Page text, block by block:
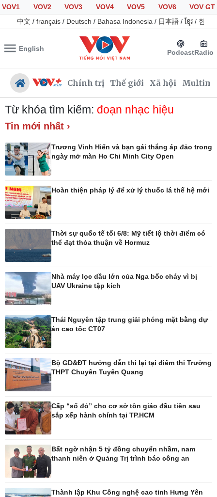
VOV1 VOV2 VOV3 VOV4 VOV5 VOV6
VOV GT
中文 / français / Deutsch / Bahasa Indonesia / 日本語 / ខ្មែរ / 한국
English PodcastRadio
Chính trị Thế giới Xã hội
Đảng
Tổ chức nhân sự
Quốc hội
Tin 24h
Việc làm
Thế giới
Quan sát
Cuộc sống đó đây
Hồ sơ
Multimedia
E-Magazine
Infographic
Kinh tế
Bất động sản
Khởi nghiệp
Thị trường
Chứng khoán
Giá cà phê
Pháp luật
Vụ án
Tin nóng
Thể thao
Thế giới thể thao
Lịch thi đấu bóng đá
Từ khóa tìm kiếm: đoạn nhạc hiệu
Tin mới nhất ›
Trương Vinh Hiển và bạn gái thắng áp đảo trong
ngày mở màn Ho Chi Minh City Open
Hoàn thiện pháp lý để xử lý thuốc lá thế hệ mới
Thời sự quốc tế tối 6/8: Mỹ tiết lộ thời điểm có
thể đạt thỏa thuận về Hormuz
Nhà máy lọc dầu lớn của Nga bốc cháy vì bị
UAV Ukraine tập kích
Thái Nguyên tập trung giải phóng mặt bằng dự
án cao tốc CT07
Bộ GD&ĐT hướng dẫn thi lại tại điểm thi Trường
THPT Chuyên Tuyên Quang
Cấp “sổ đỏ” cho cơ sở tôn giáo đầu tiên sau
sắp xếp hành chính tại TP.HCM
Bất ngờ nhận 5 tỷ đồng chuyển nhầm, nam
thanh niên ở Quảng Trị trình báo công an
Thành lập Khu Công nghệ cao tỉnh Hưng Yên